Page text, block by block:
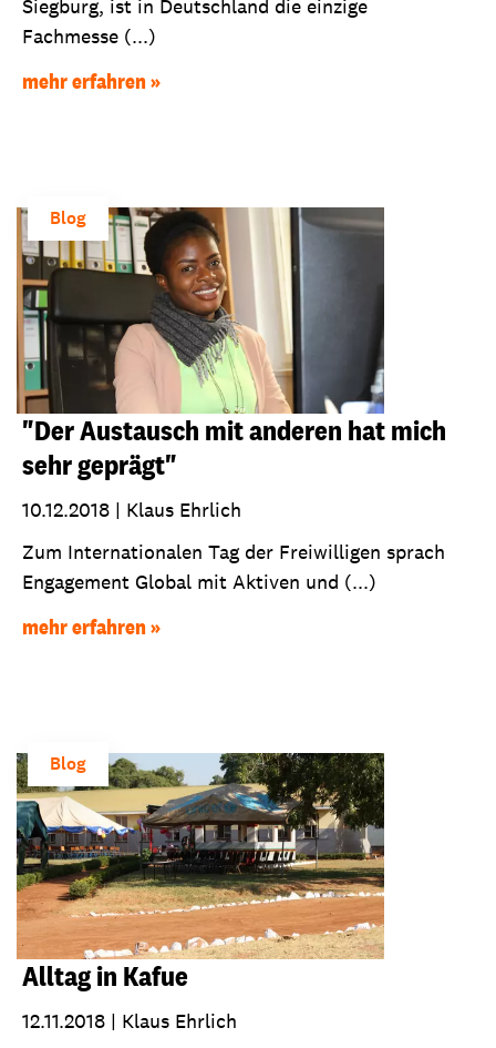
Siegburg, ist in Deutschland die einzige
Fachmesse (...)
mehr erfahren
Blog
"Der Austausch mit anderen hat mich
sehr geprägt"
10.12.2018 | Klaus Ehrlich
Zum Internationalen Tag der Freiwilligen sprach
Engagement Global mit Aktiven und (...)
mehr erfahren
Blog
Alltag in Kafue
12.11.2018 | Klaus Ehrlich